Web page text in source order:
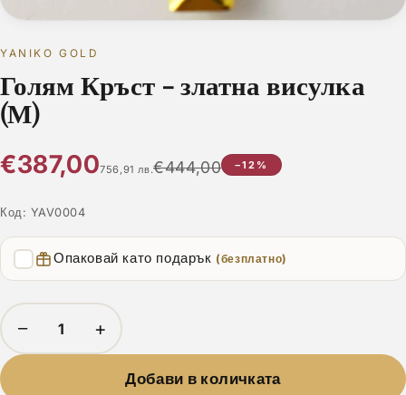
YANIKO GOLD
Голям Кръст - златна висулка
(М)
€387,00756,91 лв.€444,00 −12%
Код: YAV0004
Опаковай като подарък (безплатно)
− +
Добави в количката